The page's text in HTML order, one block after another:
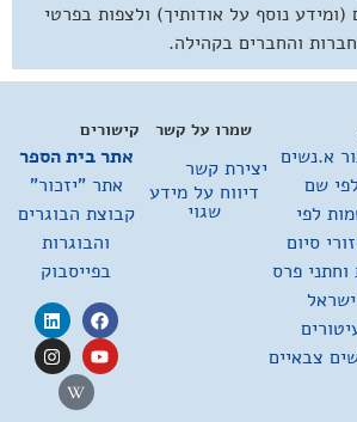
נוסף על אודותיך) ולצפות בפרטי
והחברים בקהילה.
א.נשים
לפי שם
לפי
סיום
וחתני פרס
ישראל
צבאיים
קישורים
אתר בית הספר
אתר "יזכור"
קבוצת הבוגרים
והבוגרות
בפייסבוק
שמרו על קשר
יצירת קשר
דיווח על מידע
שגוי